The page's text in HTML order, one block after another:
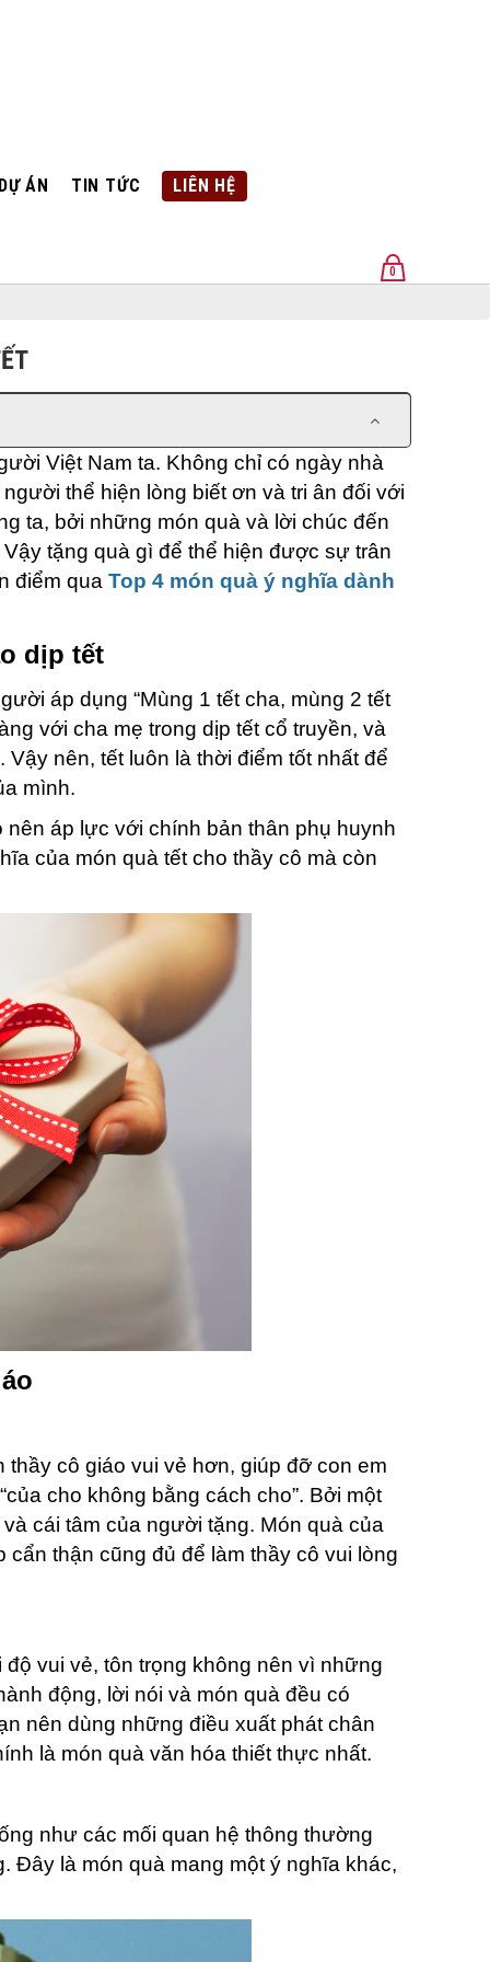
ÁN TIN TỨC LIÊN HỆ
0
Việt Nam ta. Không chỉ có ngày nhà
thể hiện lòng biết ơn và tri ân đối với
ta, bởi những món quà và lời chúc đến
tặng quà gì để thể hiện được sự trân
điểm qua Top 4 món quà ý nghĩa dành
dịp tết
áp dụng “Mùng 1 tết cha, mùng 2 tết
với cha mẹ trong dịp tết cổ truyền, và
nên, tết luôn là thời điểm tốt nhất để
mình.
áp lực với chính bản thân phụ huynh
của món quà tết cho thầy cô mà còn
cô giáo vui vẻ hơn, giúp đỡ con em
cho không bằng cách cho”. Bởi một
cái tâm của người tặng. Món quà của
thận cũng đủ để làm thầy cô vui lòng
vui vẻ, tôn trọng không nên vì những
động, lời nói và món quà đều có
nên dùng những điều xuất phát chân
là món quà văn hóa thiết thực nhất.
như các mối quan hệ thông thường
Đây là món quà mang một ý nghĩa khác,